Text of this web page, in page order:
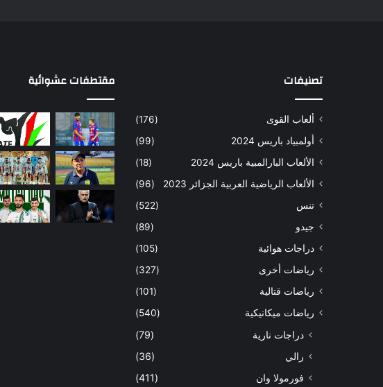
تصنيفات
ألعاب القوى
(176)
أولمبياد باريس 2024
(99)
الألعاب البارالمبية باريس 2024
(18)
الألعاب الرياضية العربية الجزائر 2023
(96)
تنس
(522)
جيدو
(89)
دراجات هوائية
(105)
رياضات أخرى
(327)
رياضات قتالية
(101)
رياضات ميكانيكية
(540)
دراجات نارية
(79)
رالي
(36)
فورمولا وان
(411)
مقتطفات عشوائية